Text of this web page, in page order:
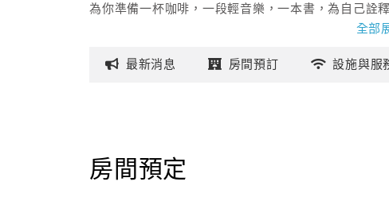
為你準備一杯咖啡，一段輕音樂，一本書，為自己詮
也可以到二樓室外陽台欣賞美麗的海景，沉浸在澎湖
全部
最新消息 房間預訂 設施與服
房間預定